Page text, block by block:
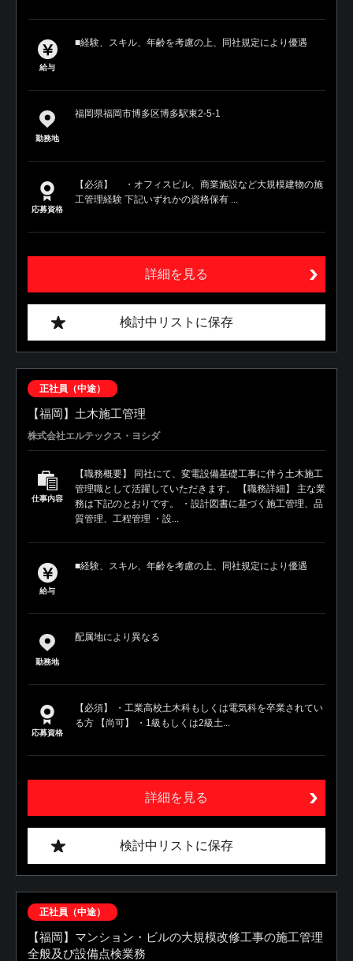
給与
■経験、スキル、年齢を考慮の上、同社規定により優遇
勤務地
福岡県福岡市博多区博多駅東2-5-1
応募資格
【必須】 ・オフィスビル、商業施設など大規模建物の施
工管理経験 下記いずれかの資格保有 ...
詳細を見る
検討中リストに保存
正社員（中途）
【福岡】土木施工管理
株式会社エルテックス・ヨシダ
仕事内容
【職務概要】 同社にて、変電設備基礎工事に伴う土木施工
管理職として活躍していただきます。 【職務詳細】 主な業
務は下記のとおりです。 ・設計図書に基づく施工管理、品
質管理、工程管理 ・設...
給与
■経験、スキル、年齢を考慮の上、同社規定により優遇
勤務地
配属地により異なる
応募資格
【必須】 ・工業高校土木科もしくは電気科を卒業されてい
る方 【尚可】 ・1級もしくは2級土...
詳細を見る
検討中リストに保存
正社員（中途）
【福岡】マンション・ビルの大規模改修工事の施工管理
全般及び設備点検業務